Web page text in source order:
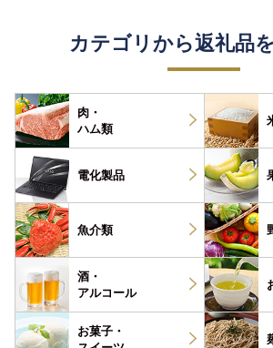
カテゴリから返礼品
肉・
ハム類
電化製品
魚介類
酒・
アルコール
お菓子・